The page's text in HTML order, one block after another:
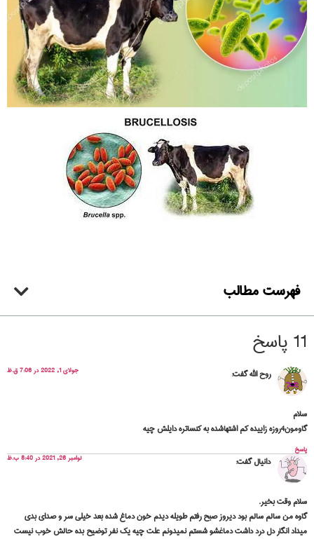
فهرست مطالب
11 پاسخ
روح اللهگفت: جولای 1, 2022 در 7:06 ق.ظ
سلام
گاومون4روزه زاییده کم اشتهاشده به کنساتره دایلش چیه
پاسخ
دانیالگفت: نوامبر 26, 2021 در 8:40 ب.ظ
سلام وقت بخیر.
گاوه من سالم سالم بود دیروز صبح رفتم طویله دیدم خون دماغ شده بعد خیلی سر و صدای بدی
میداد انگار دل درد داشت دماغشو شستم نمیدونم علت چیه یک نفر توضیح بده حالش خوب نیست